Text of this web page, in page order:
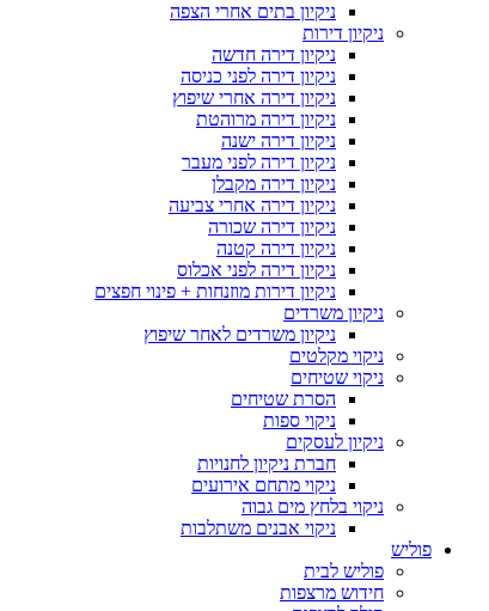
ניקיון בתים אחרי הצפה
ניקיון דירות
ניקיון דירה חדשה
ניקיון דירה לפני כניסה
ניקיון דירה אחרי שיפוץ
ניקיון דירה מרוהטת
ניקיון דירה ישנה
ניקיון דירה לפני מעבר
ניקיון דירה מקבלן
ניקיון דירה אחרי צביעה
ניקיון דירה שכורה
ניקיון דירה קטנה
ניקיון דירה לפני אכלוס
ניקיון דירות מוזנחות + פינוי חפצים
ניקיון משרדים
ניקיון משרדים לאחר שיפוץ
ניקוי מקלטים
ניקוי שטיחים
הסרת שטיחים
ניקוי ספות
ניקיון לעסקים
חברת ניקיון לחנויות
ניקוי מתחם אירועים
ניקוי בלחץ מים גבוה
ניקוי אבנים משתלבות
פוליש
פוליש לבית
חידוש מרצפות